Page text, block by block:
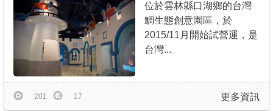
位於雲林縣口湖鄉的台灣
鯛生態創意園區，於
2015/11月開始試營運，是
台灣...
更多資訊
201 17